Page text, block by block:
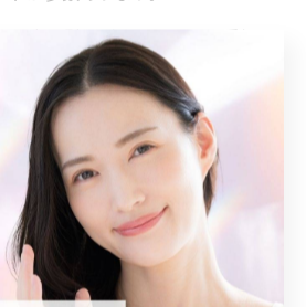
頭皮や髪のダメージケアを重視す
視するかで選ぶべきサロンが異な
セリング内容や施術の流れを確認
選びを心がけましょう。また、ヘ
気ランキングも有効な参考材料と
える美容院の技術